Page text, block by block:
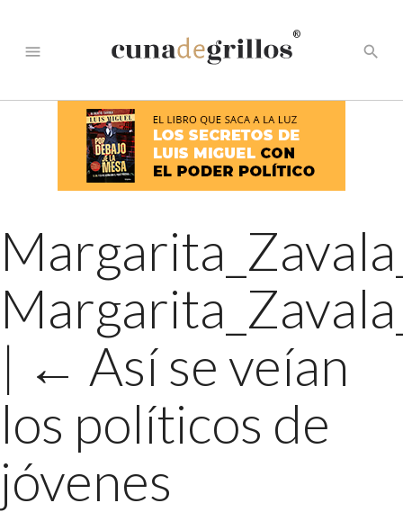
menu
®
search
| ← Así se veían
los políticos de
jóvenes